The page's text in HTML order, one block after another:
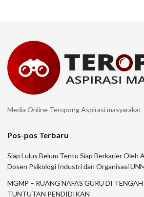
Media Online Teropong Aspirasi masyarakat
Pos-pos Terbaru
Siap Lulus Belum Tentu Siap Berkarier Oleh
Dosen Psikologi Industri dan Organisasi
MGMP – RUANG NAFAS GURU DI TENGAH
TUNTUTAN PENDIDIKAN